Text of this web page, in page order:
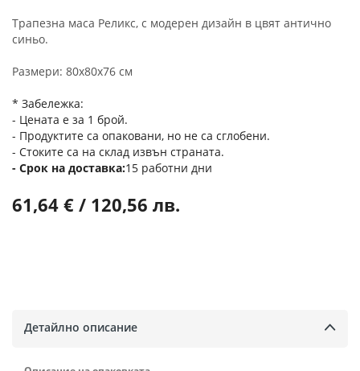
Трапезна маса Реликс, с модерен дизайн в цвят антично
синьо.
Размери: 80x80x76 см
* Забележка:
- Цената е за 1 брой.
- Продуктите са опаковани, но не са сглобени.
- Стоките са на склад извън страната.
Срок на доставка 15 работни дни
61,64 € / 120,56 лв.
снимки
Детайлно описание